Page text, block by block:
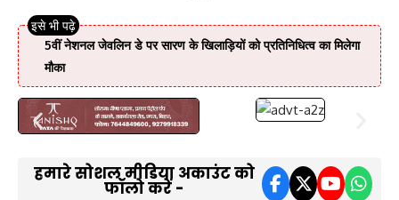
5वीं नेशनल जेवलिन डे पर सारण के खिलाड़ियों को प्रतिनिधित्व का मिलेगा
मौका
हमारे सोशल मीडिया अकाउंट को
फॉलो करें -